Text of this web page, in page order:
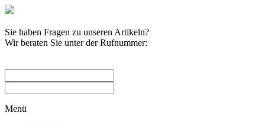
Sie haben Fragen zu unseren Artikeln?
Wir beraten Sie unter der Rufnummer:
Menü